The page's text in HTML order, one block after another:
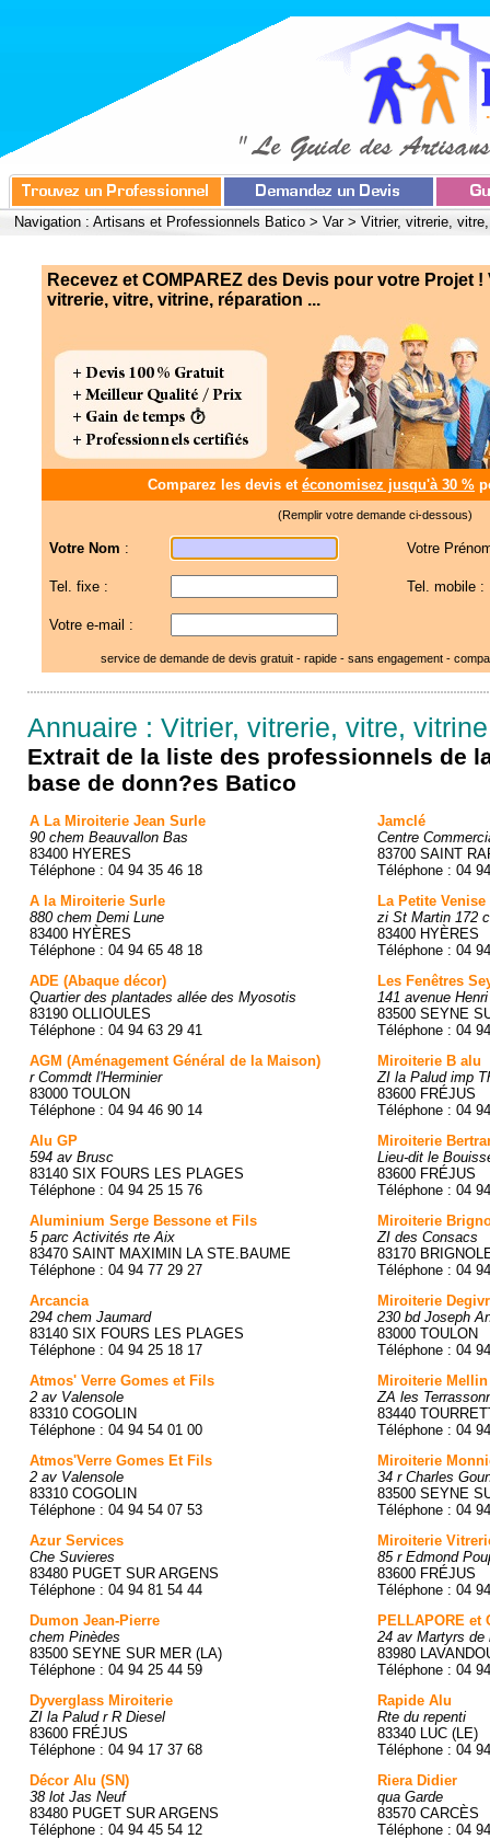
Navigation : Artisans et Professionnels Batico > Var> Vitrier, vitrerie,
Recevez et COMPAREZ des Devis pour votre Projet !
vitrerie, vitre, vitrine, réparation ...
Comparez les devis et économisez jusqu'à 30 %
(Remplir votre demande ci-dessous)
Votre Nom : Votre
Tel. fixe : Tel. mobile :
Votre e-mail :
service de demande de devis gratuit - rapide - sans engagement -
Annuaire : Vitrier, vitrerie, vitre,
Extrait de la liste des professionnels de
base de donn?es Batico
A La Miroiterie Jean Surle
90 chem Beauvallon Bas
83400 HYERES
Téléphone : 04 94 35 46 18
A la Miroiterie Surle
880 chem Demi Lune
83400 HYÈRES
Téléphone : 04 94 65 48 18
ADE (Abaque décor)
Quartier des plantades allée des Myosotis
83190 OLLIOULES
Téléphone : 04 94 63 29 41
AGM (Aménagement Général de la Maison)
r Commdt l'Herminier
83000 TOULON
Téléphone : 04 94 46 90 14
Alu GP
594 av Brusc
83140 SIX FOURS LES PLAGES
Téléphone : 04 94 25 15 76
Aluminium Serge Bessone et Fils
5 parc Activités rte Aix
83470 SAINT MAXIMIN LA STE.BAUME
Téléphone : 04 94 77 29 27
Arcancia
294 chem Jaumard
83140 SIX FOURS LES PLAGES
Téléphone : 04 94 25 18 17
Atmos' Verre Gomes et Fils
2 av Valensole
83310 COGOLIN
Téléphone : 04 94 54 01 00
Atmos'Verre Gomes Et Fils
2 av Valensole
83310 COGOLIN
Téléphone : 04 94 54 07 53
Azur Services
Che Suvieres
83480 PUGET SUR ARGENS
Téléphone : 04 94 81 54 44
Dumon Jean-Pierre
chem Pinèdes
83500 SEYNE SUR MER (LA)
Téléphone : 04 94 25 44 59
Dyverglass Miroiterie
ZI la Palud r R Diesel
83600 FRÉJUS
Téléphone : 04 94 17 37 68
Décor Alu (SN)
38 lot Jas Neuf
83480 PUGET SUR ARGENS
Téléphone : 04 94 45 54 12
Jamclé
Centre
83700 SAINT
Téléphone : 04
La Petite Venise
zi St Martin 172
83400 HYÈRES
Téléphone : 04
Les Fenêtres
141 avenue
83500 SEYNE
Téléphone : 04
Miroiterie B alu
ZI la Palud imp
83600 FRÉJUS
Téléphone : 04
Miroiterie
Lieu-dit le
83600 FRÉJUS
Téléphone : 04
Miroiterie
ZI des Consacs
83170
Téléphone : 04
Miroiterie
230 bd Joseph
83000 TOULON
Téléphone : 04
Miroiterie Mellin
ZA les
83440
Téléphone : 04
Miroiterie
34 r Charles
83500 SEYNE
Téléphone : 04
Miroiterie
85 r Edmond
83600 FRÉJUS
Téléphone : 04
PELLAPORE et
24 av Martyrs de
83980
Téléphone : 04
Rapide Alu
Rte du repenti
83340 LUC (LE)
Téléphone : 04
Riera Didier
qua Garde
83570 CARCÈS
Téléphone : 04